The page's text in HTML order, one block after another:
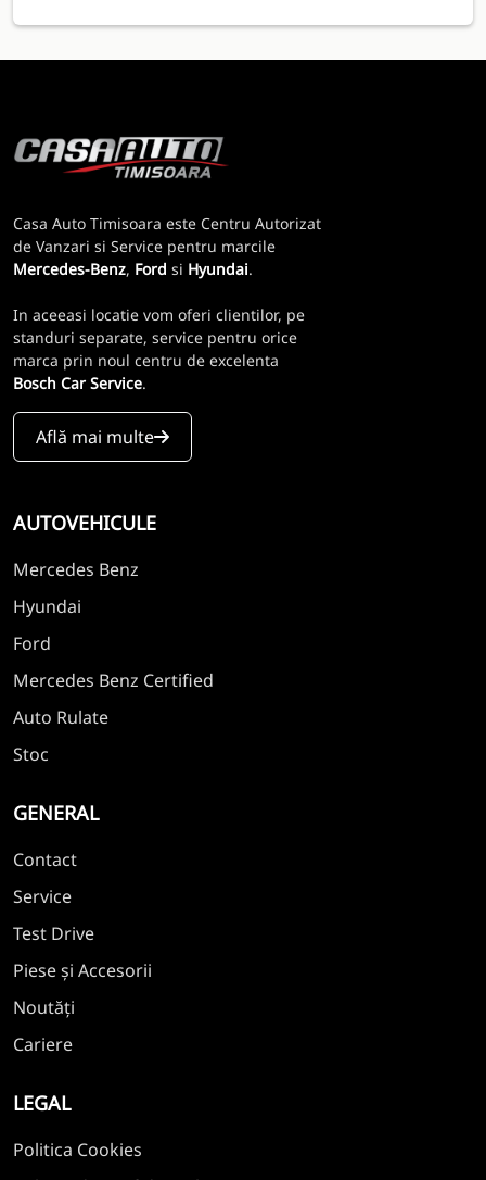
Casa Auto Timisoara este Centru Autorizat
de Vanzari si Service pentru marcile
Mercedes-Benz, Ford si Hyundai.
In aceeasi locatie vom oferi clientilor, pe
standuri separate, service pentru orice
marca prin noul centru de excelenta
Bosch Car Service.
Află mai multe
AUTOVEHICULE
Mercedes Benz
Hyundai
Ford
Mercedes Benz Certified
Auto Rulate
Stoc
GENERAL
Contact
Service
Test Drive
Piese și Accesorii
Noutăți
Cariere
LEGAL
Politica Cookies